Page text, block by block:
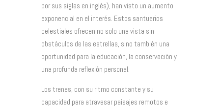
por sus siglas en inglés), han visto un aumento
exponencial en el interés. Estos santuarios
celestiales ofrecen no solo una vista sin
obstáculos de las estrellas, sino también una
oportunidad para la educación, la conservación y
una profunda reflexión personal.
Los trenes, con su ritmo constante y su
capacidad para atravesar paisajes remotos e